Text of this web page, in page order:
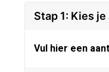
Stap 1: Kies je
Vul hier een